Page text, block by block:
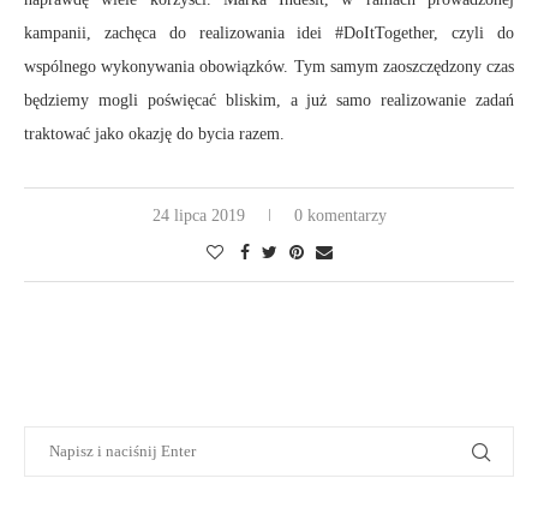
kampanii, zachęca do realizowania idei #DoItTogether, czyli do
wspólnego wykonywania obowiązków. Tym samym zaoszczędzony czas
będziemy mogli poświęcać bliskim, a już samo realizowanie zadań
traktować jako okazję do bycia razem.
24 lipca 2019 0 komentarzy